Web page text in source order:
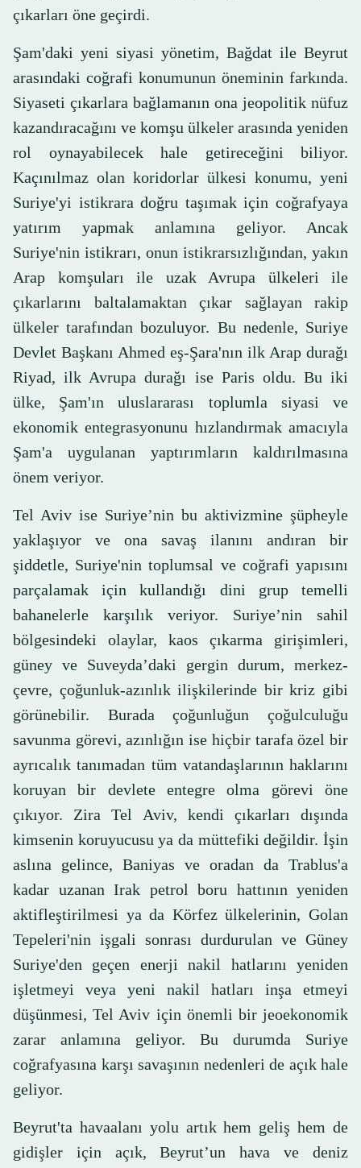
çıkarları öne geçirdi.
Şam'daki yeni siyasi yönetim, Bağdat ile Beyrut
arasındaki coğrafi konumunun öneminin farkında.
Siyaseti çıkarlara bağlamanın ona jeopolitik nüfuz
kazandıracağını ve komşu ülkeler arasında yeniden
rol oynayabilecek hale getireceğini biliyor.
Kaçınılmaz olan koridorlar ülkesi konumu, yeni
Suriye'yi istikrara doğru taşımak için coğrafyaya
yatırım yapmak anlamına geliyor. Ancak
Suriye'nin istikrarı, onun istikrarsızlığından, yakın
Arap komşuları ile uzak Avrupa ülkeleri ile
çıkarlarını baltalamaktan çıkar sağlayan rakip
ülkeler tarafından bozuluyor. Bu nedenle, Suriye
Devlet Başkanı Ahmed eş-Şara'nın ilk Arap durağı
Riyad, ilk Avrupa durağı ise Paris oldu. Bu iki
ülke, Şam'ın uluslararası toplumla siyasi ve
ekonomik entegrasyonunu hızlandırmak amacıyla
Şam'a uygulanan yaptırımların kaldırılmasına
önem veriyor.
Tel Aviv ise Suriye’nin bu aktivizmine şüpheyle
yaklaşıyor ve ona savaş ilanını andıran bir
şiddetle, Suriye'nin toplumsal ve coğrafi yapısını
parçalamak için kullandığı dini grup temelli
bahanelerle karşılık veriyor. Suriye’nin sahil
bölgesindeki olaylar, kaos çıkarma girişimleri,
güney ve Suveyda’daki gergin durum, merkez-
çevre, çoğunluk-azınlık ilişkilerinde bir kriz gibi
görünebilir. Burada çoğunluğun çoğulculuğu
savunma görevi, azınlığın ise hiçbir tarafa özel bir
ayrıcalık tanımadan tüm vatandaşlarının haklarını
koruyan bir devlete entegre olma görevi öne
çıkıyor. Zira Tel Aviv, kendi çıkarları dışında
kimsenin koruyucusu ya da müttefiki değildir. İşin
aslına gelince, Baniyas ve oradan da Trablus'a
kadar uzanan Irak petrol boru hattının yeniden
aktifleştirilmesi ya da Körfez ülkelerinin, Golan
Tepeleri'nin işgali sonrası durdurulan ve Güney
Suriye'den geçen enerji nakil hatlarını yeniden
işletmeyi veya yeni nakil hatları inşa etmeyi
düşünmesi, Tel Aviv için önemli bir jeoekonomik
zarar anlamına geliyor. Bu durumda Suriye
coğrafyasına karşı savaşının nedenleri de açık hale
geliyor.
Beyrut'ta havaalanı yolu artık hem geliş hem de
gidişler için açık, Beyrut’un hava ve deniz